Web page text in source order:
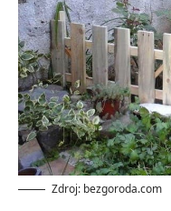
Zdroj: bezgoroda.com